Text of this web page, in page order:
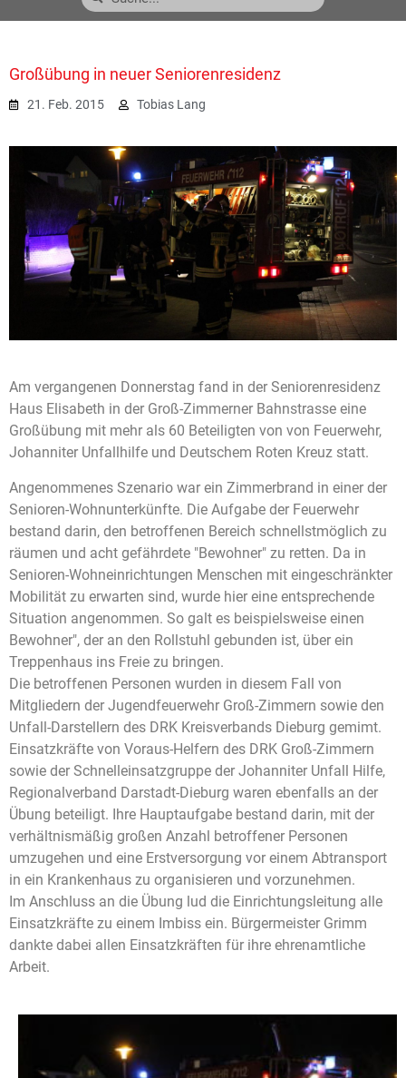
Großübung in neuer Seniorenresidenz
21. Feb. 2015 Tobias Lang
Am vergangenen Donnerstag fand in der Seniorenresidenz
Haus Elisabeth in der Groß-Zimmerner Bahnstrasse eine
Großübung mit mehr als 60 Beteiligten von von Feuerwehr,
Johanniter Unfallhilfe und Deutschem Roten Kreuz statt.
Angenommenes Szenario war ein Zimmerbrand in einer der
Senioren-Wohnunterkünfte. Die Aufgabe der Feuerwehr
bestand darin, den betroffenen Bereich schnellstmöglich zu
räumen und acht gefährdete "Bewohner" zu retten. Da in
Senioren-Wohneinrichtungen Menschen mit eingeschränkter
Mobilität zu erwarten sind, wurde hier eine entsprechende
Situation angenommen. So galt es beispielsweise einen
Bewohner", der an den Rollstuhl gebunden ist, über ein
Treppenhaus ins Freie zu bringen.
Die betroffenen Personen wurden in diesem Fall von
Mitgliedern der Jugendfeuerwehr Groß-Zimmern sowie den
Unfall-Darstellern des DRK Kreisverbands Dieburg gemimt.
Einsatzkräfte von Voraus-Helfern des DRK Groß-Zimmern
sowie der Schnelleinsatzgruppe der Johanniter Unfall Hilfe,
Regionalverband Darstadt-Dieburg waren ebenfalls an der
Übung beteiligt. Ihre Hauptaufgabe bestand darin, mit der
verhältnismäßig großen Anzahl betroffener Personen
umzugehen und eine Erstversorgung vor einem Abtransport
in ein Krankenhaus zu organisieren und vorzunehmen.
Im Anschluss an die Übung lud die Einrichtungsleitung alle
Einsatzkräfte zu einem Imbiss ein. Bürgermeister Grimm
dankte dabei allen Einsatzkräften für ihre ehrenamtliche
Arbeit.